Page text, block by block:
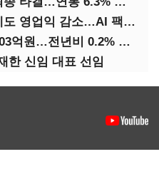
네이버, 분기 최대 매출에도 영업익 감소…AI 팩토리 속도
네이버, 2분기 영업익 5203억원…전년비 0.2% 감소
한 신임 대표 선임